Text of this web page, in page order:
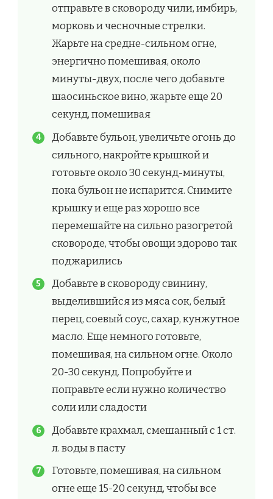
отправьте в сковороду чили, имбирь,
морковь и чесночные стрелки.
Жарьте на средне-сильном огне,
энергично помешивая, около
минуты-двух, после чего добавьте
шаосиньское вино, жарьте еще 20
секунд, помешивая
Добавьте бульон, увеличьте огонь до
сильного, накройте крышкой и
готовьте около 30 секунд-минуты,
пока бульон не испарится. Снимите
крышку и еще раз хорошо все
перемешайте на сильно разогретой
сковороде, чтобы овощи здорово так
поджарились
Добавьте в сковороду свинину,
выделившийся из мяса сок, белый
перец, соевый соус, сахар, кунжутное
масло. Еще немного готовьте,
помешивая, на сильном огне. Около
20-30 секунд. Попробуйте и
поправьте если нужно количество
соли или сладости
Добавьте крахмал, смешанный с 1 ст.
л. воды в пасту
Готовьте, помешивая, на сильном
огне еще 15-20 секунд, чтобы все